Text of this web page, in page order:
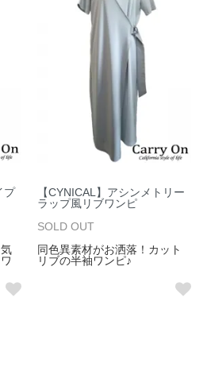
プ
【CYNICAL】アシンメトリー
ラップ風リブワンピ
SOLD OUT
同色異素材がお洒落！カット
リブの半袖ワンピ♪